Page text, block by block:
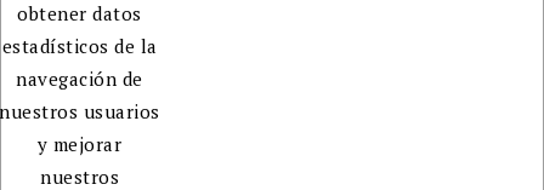
obtener datos
estadísticos de la
navegación de
nuestros usuarios
y mejorar
nuestros